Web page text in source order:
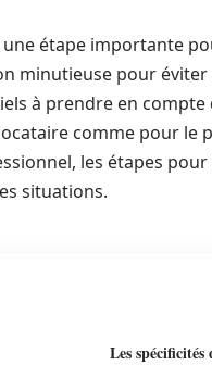
étape importante
minutieuse pour
à prendre en
comme pour le
les étapes
situations.
Les